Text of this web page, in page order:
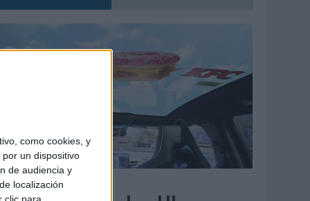
como cookies, y
un dispositivo
de audiencia y
localización
clic para